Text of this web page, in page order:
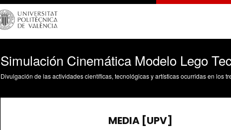
Simulación Cinemática Modelo Lego
Divulgación de las actividades científicas, tecnológicas y artísticas ocurridas en los